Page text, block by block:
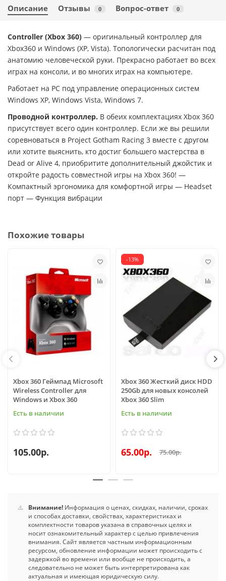
Описание Отзывы 0 Вопрос-ответ 0
Controller (Xbox 360) — оригинальный контроллер для
Xbox360 и Windows (XP, Vista). Топологически расчитан под
анатомию человеческой руки. Прекрасно работает во всех
играх на консоли, и во многих играх на компьютере.
Работает на PC под управление операционных систем
Windows XP, Windows Vista, Windows 7.
Проводной контроллер. В обеих комплектациях Xbox 360
присутствует всего один контроллер. Если же вы решили
соревноваться в Project Gotham Racing 3 вместе с другом
или хотите выяснить, кто достиг большего мастерства в
Dead or Alive 4, приобритите дополнительный джойстик и
откройте радость совместной игры на Xbox 360! —
Компактный эргономика для комфортной игры — Headset
порт — Функция вибрации
Похожие товары
Xbox 360 Геймпад Microsoft
Wireless Controller для
Windows и Xbox 360
Есть в наличии
105.00р.
-13%
Xbox 360 Жесткий диск HDD
250Gb для новых консолей
Xbox 360 Slim
Есть в наличии
65.00р. 75.00р.
⚠️ Внимание! Информация о ценах, скидках, наличии, сроках
и способах доставки, свойствах, характеристиках и
комплектности товаров указана в справочных целях и
носит ознакомительный характер с целью привлечения
внимания. Сайт является частным информационным
ресурсом, обновление информации может происходить с
задержкой во времени или вообще не происходить, а
следовательно не может быть интерпретирована как
актуальная и имеющая юридическую силу.